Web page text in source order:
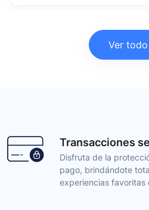
Ver todo
Transacciones
Disfruta de la
pago, brindándote
experiencias favoritas